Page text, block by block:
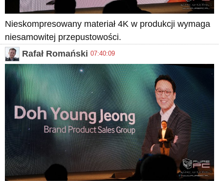
Nieskompresowany materiał 4K w produkcji wymaga
niesamowitej przepustowości.
Rafał Romański 07:40:09